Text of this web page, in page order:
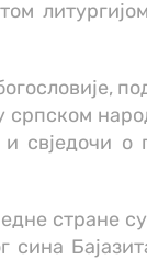
српском
свједочи о
стране
сина